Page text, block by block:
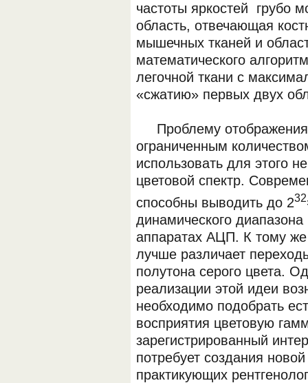
частоты яркостей грубо
область, отвечающая
мышечных тканей и
математического
легочной ткани с
«сжатию» первых двух
Проблему отображения
ограниченным
использовать для этого
цветовой спектр.
способны выводить до 232
динамического
аппаратах АЦП. К тому же
лучше различает
полутона серого цвета.
реализации этой идеи
необходимо подобрать
восприятия цветовую
зарегистрированный
потребует создания
практикующих